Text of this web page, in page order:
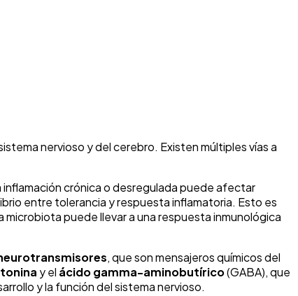
nervioso y del cerebro. Existen múltiples vías a
inflamación crónica o desregulada puede afectar
entre tolerancia y respuesta inflamatoria. Esto es
puede llevar a una respuesta inmunológica
, que son mensajeros químicos del
y el ácido gamma-aminobutírico(GABA), que
y la función del sistema nervioso.